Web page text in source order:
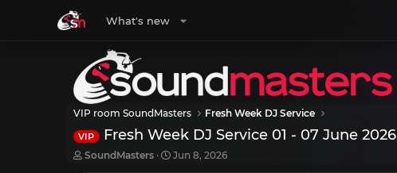
What's new
VIP room SoundMasters Fresh Week DJ Service
VIP Fresh Week DJ Service 01 - 07 June 2026
T
SoundMasters
S
Jun 8, 2026